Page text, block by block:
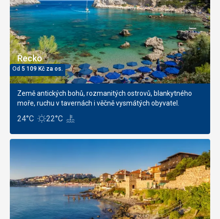
Řecko
Od 5 109 Kč za os.
Země antických bohů, rozmanitých ostrovů, blankytného
moře, ruchu v tavernách i věčně vysmátých obyvatel.
24°C 22°C